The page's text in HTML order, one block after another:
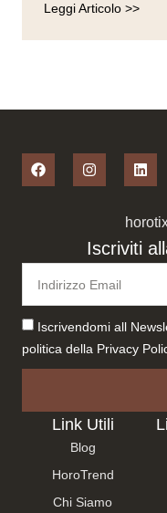
Leggi Articolo >>
Link Utili
Blog
HoroTrend
Chi Siamo
Iscriviti
Iscrivendomi all
politica della Privacy